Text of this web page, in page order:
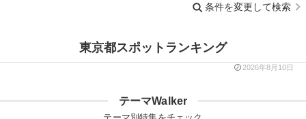
条件を変更して検索
東京都スポットランキング
2026年8月10日
テーマWalker